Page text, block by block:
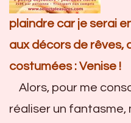
plaindre car je serai
aux décors de rêves,
costumées : Venise !
Alors, pour me
réaliser un fantasme,